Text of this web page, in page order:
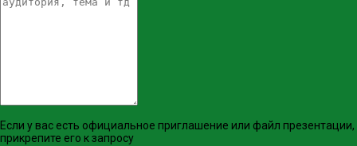
Если у вас есть официальное приглашение или файл презентации,
прикрепите его к запросу